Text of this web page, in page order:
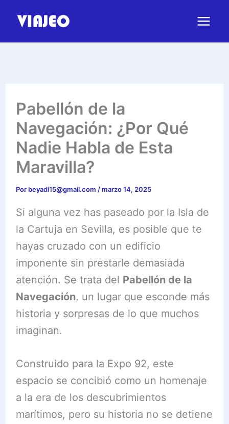
contenido
Pabellón de la
Navegación: ¿Por Qué
Nadie Habla de Esta
Maravilla?
Por beyadi15@gmail.com /marzo 14, 2025
Si alguna vez has paseado por la Isla de
la Cartuja en Sevilla, es posible que te
hayas cruzado con un edificio
imponente sin prestarle demasiada
atención. Se trata del Pabellón de la
Navegación, un lugar que esconde más
historia y sorpresas de lo que muchos
imaginan.
Construido para la Expo 92, este
espacio se concibió como un homenaje
a la era de los descubrimientos
marítimos, pero su historia no se detiene